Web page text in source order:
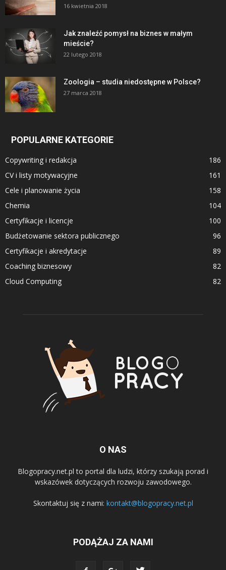
16 kwietnia 2018
Jak znaleźć pomysł na biznes w małym
mieście?
22 lutego 2018
Zoologia – studia niedostępne w Polsce?
27 marca 2018
POPULARNE KATEGORIE
Copywriting i redakcja
186
CV i listy motywacyjne
161
Cele i planowanie życia
158
Chemia
104
Certyfikacje i licencje
100
Budżetowanie sektora publicznego
96
Certyfikacje i akredytacje
89
Coaching biznesowy
82
Cloud Computing
82
O NAS
Blogopracy.net.pl to portal dla ludzi, którzy szukają porad i
wskazówek dotyczących rozwoju zawodowego.
Skontaktuj się z nami: kontakt@blogopracy.net.pl
PODĄŻAJ ZA NAMI